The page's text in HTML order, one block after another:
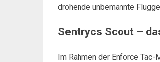
drohende unbemannte
Sentrycs Scout –
Im Rahmen der Enforce